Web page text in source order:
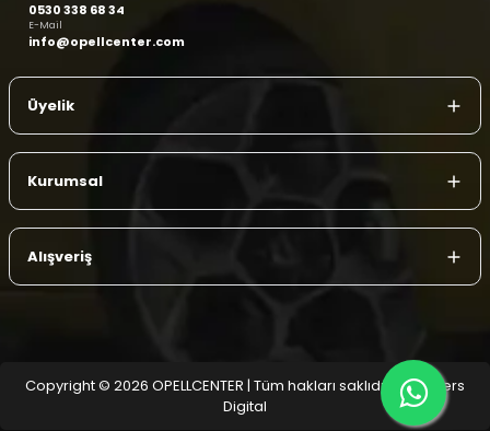
0530 338 68 34
E-Mail
info@opellcenter.com
Üyelik
Kurumsal
Alışveriş
Copyright © 2026 OPELLCENTER | Tüm hakları saklıdır.
| Reliefers
Digital